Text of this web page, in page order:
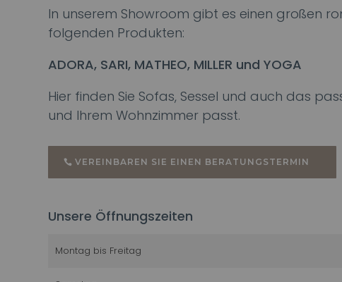
In unserem Showroom gibt es einen großen
folgenden Produkten:
ADORA, SARI, MATHEO, MILLER und YOGA
Hier finden Sie Sofas, Sessel und auch das
und Ihrem Wohnzimmer passt.
VEREINBAREN SIE EINEN BERATUNGSTERMIN
Unsere Öffnungszeiten
Montag bis Freitag